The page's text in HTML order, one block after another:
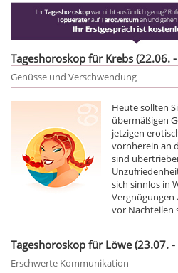
Tageshoroskop für Krebs (22.06.
Genüsse und Verschwendung
Heute sollten
übermäßigen
jetzigen
vornherein an
sind
sich sinnlos in
Vergnügungen
vor Nachteilen
Tageshoroskop für Löwe (23.07.
Erschwerte Kommunikation